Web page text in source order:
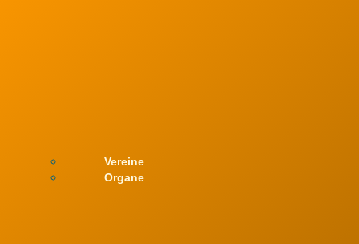
Vereine
Organe